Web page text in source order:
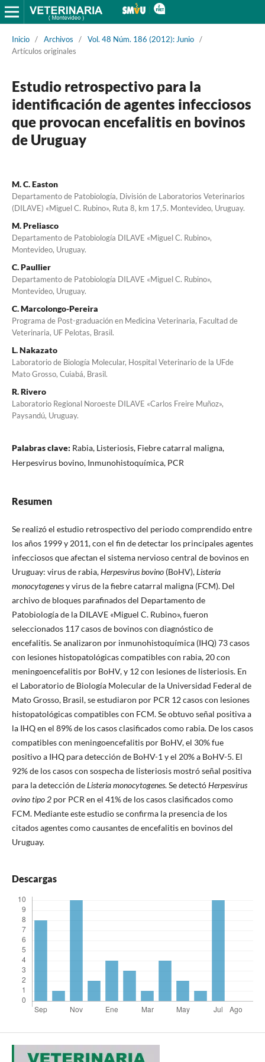
Inicio / Archivos / Vol. 48 Núm. 186 (2012): Junio /
Artículos originales
Estudio retrospectivo para la
identificación de agentes infecciosos
que provocan encefalitis en bovinos
de Uruguay
M. C. Easton
Departamento de Patobiología, División de Laboratorios Veterinarios
(DILAVE) «Miguel C. Rubino», Ruta 8, km 17,5. Montevideo, Uruguay.
M. Preliasco
Departamento de Patobiología DILAVE «Miguel C. Rubino»,
Montevideo, Uruguay.
C. Paullier
Departamento de Patobiología DILAVE «Miguel C. Rubino»,
Montevideo, Uruguay.
C. Marcolongo-Pereira
Programa de Post-graduación en Medicina Veterinaria, Facultad de
Veterinaria, UF Pelotas, Brasil.
L. Nakazato
Laboratorio de Biología Molecular, Hospital Veterinario de la UFde
Mato Grosso, Cuiabá, Brasil.
R. Rivero
Laboratorio Regional Noroeste DILAVE «Carlos Freire Muñoz»,
Paysandú, Uruguay.
Palabras clave: Rabia, Listeriosis, Fiebre catarral maligna,
Herpesvirus bovino, Inmunohistoquímica, PCR
Resumen
Se realizó el estudio retrospectivo del periodo comprendido entre
los años 1999 y 2011, con el fin de detectar los principales agentes
infecciosos que afectan el sistema nervioso central de bovinos en
Uruguay: virus de rabia,Herpesvirus bovino (BoHV),Listeria
monocytogenesy virus de la fiebre catarral maligna (FCM). Del
archivo de bloques parafinados del Departamento de
Patobiología de la DILAVE «Miguel C. Rubino», fueron
seleccionados 117 casos de bovinos con diagnóstico de
encefalitis. Se analizaron por inmunohistoquímica (IHQ) 73 casos
con lesiones histopatológicas compatibles con rabia, 20 con
meningoencefalitis por BoHV, y 12 con lesiones de listeriosis. En
el Laboratorio de Biología Molecular de la Universidad Federal de
Mato Grosso, Brasil, se estudiaron por PCR 12 casos con lesiones
histopatológicas compatibles con FCM. Se obtuvo señal positiva a
la IHQ en el 89% de los casos clasificados como rabia. De los casos
compatibles con meningoencefalitis por BoHV, el 30% fue
positivo a IHQ para detección de BoHV-1 y el 20% a BoHV-5. El
92% de los casos con sospecha de listeriosis mostró señal positiva
para la detección deListeria monocytogenes. Se detectóHerpesvirus
ovino tipo 2 por PCR en el 41% de los casos clasificados como
FCM. Mediante este estudio se confirma la presencia de los
citados agentes como causantes de encefalitis en bovinos del
Uruguay.
Descargas